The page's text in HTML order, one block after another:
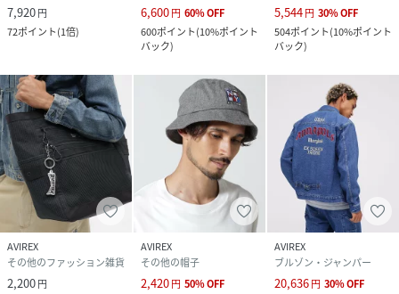
7,920円
72ポイント(1倍)
6,600円 60%OFF
600ポイント(10%ポイント
バック)
5,544円 30%OFF
504ポイント(10%ポイント
バック)
AVIREX
その他のファッション雑貨
2,200円
AVIREX
その他の帽子
2,420円 50%OFF
AVIREX
ブルゾン・ジャンパー
20,636円 30%OFF